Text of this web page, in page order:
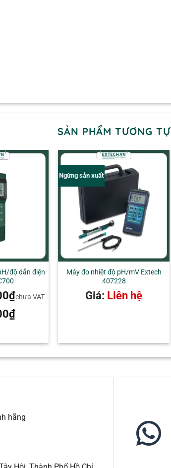
SẢN PHẨM TƯƠNG TỰ
độ dẫn điện
₫chưa VAT
₫
Ngừng sản xuất
Máy đo nhiệt độ pH/mV Extech
407228
Giá: Liên hệ
hãng